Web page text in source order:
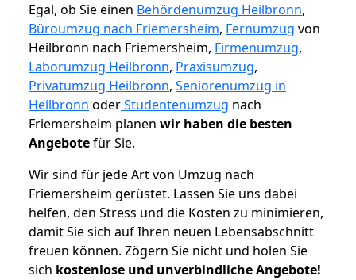
Egal, ob Sie einen Behördenumzug Heilbronn,
Büroumzug nach Friemersheim, Fernumzug von
Heilbronn nach Friemersheim, Firmenumzug,
Laborumzug Heilbronn, Praxisumzug,
Privatumzug Heilbronn, Seniorenumzug in
Heilbronn oderStudentenumzug nach
Friemersheim planen wir haben die besten
Angebotefür Sie.
Wir sind für jede Art von Umzug nach
Friemersheim gerüstet. Lassen Sie uns dabei
helfen, den Stress und die Kosten zu minimieren,
damit Sie sich auf Ihren neuen Lebensabschnitt
freuen können. Zögern Sie nicht und holen Sie
sich kostenlose und unverbindliche Angebote!